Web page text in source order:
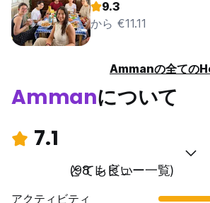
9.3
から €11.11
Ammanの全ての
Ammanについて
7.1
とても良い
(98 レビュー一覧)
アクティビティ